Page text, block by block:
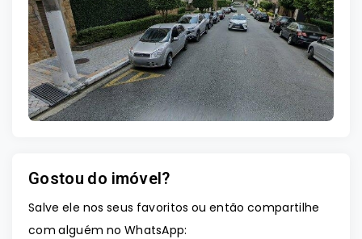
Leaflet
Gostou do imóvel?
Salve ele nos seus favoritos ou então compartilhe
com alguém no WhatsApp: